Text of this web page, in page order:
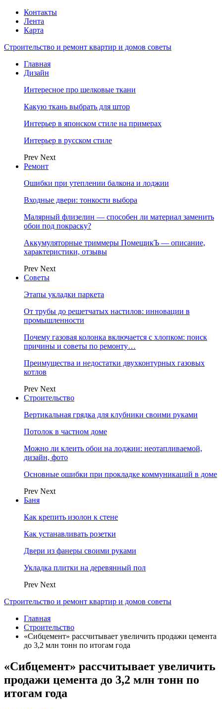
Контакты
Лента
Карта
Строительство и ремонт квартир и домов советы
Главная
Дизайн
Интересное про шелковые ткани
Какую ткань выбрать для штор
Интерьер в японском стиле на примерах
Интерьер в русском стиле
Prev Next
Ремонт
Ошибки при утеплении балкона и лоджии
Входные двери: тонкости выбора
Малярный флизелин — способен ли материал заменить
обои под покраску?
Аккумуляторные триммеры ПомещикЪ — описание,
характеристики, отзывы
Prev Next
Советы
Этапы укладки паркета
От трубы до решетчатых настилов: инновации в
промышленности
Почему газовая колонка включается с хлопком: поиск
причины и советы по ремонту…
Преимущества и недостатки двухконтурных газовых
котлов
Prev Next
Строительство
Вертикальная грядка для клубники своими руками
Потолок в частном доме
Можно ли клеить обои на лоджии: неотапливаемой,
дизайн, фото
Основные ошибки при прокладке коммуникаций в доме
Prev Next
Баня
Как крепить изолон к стене
Как устанавливать розетки
Двери из фанеры своими руками
Укладка плитки на деревянный пол
Prev Next
Строительство и ремонт квартир и домов советы
Главная
Строительство
«Сибцемент» рассчитывает увеличить продажи цемента
до 3,2 млн тонн по итогам года
«Сибцемент» рассчитывает увеличить
продажи цемента до 3,2 млн тонн по
итогам года